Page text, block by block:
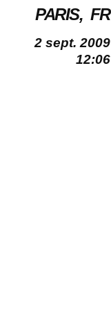
PARIS, FR
2 sept. 2009
12:06